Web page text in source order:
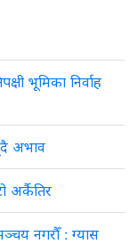
भूमिका निर्वाह
अभाव
अर्कैतिर
नगरौँ : ग्यास